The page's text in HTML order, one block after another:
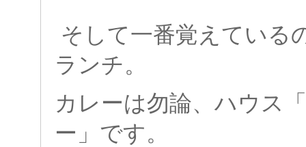
そして一番覚えている
ランチ。
カレーは勿論、ハウス
ー」です。